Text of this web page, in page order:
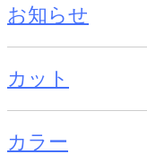
お知らせ
カット
カラー